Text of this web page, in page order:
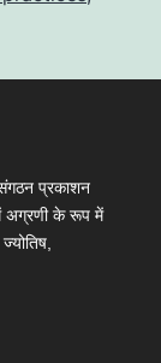
संगठन प्रकाशन
अग्रणी के रूप में